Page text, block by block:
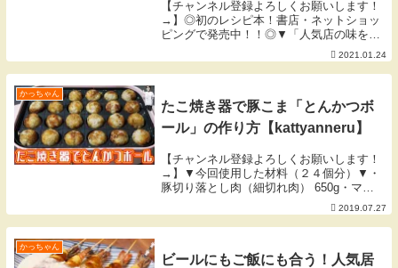
【チャンネル登録よろしくお願いします！
→】◎初のレシピ本！書店・ネットショッ
ピングで発売中！！◎▼「人気店の味をお
うちで！週末が楽しくなる再現ごはん」
▼【１月の目標】一年の始まり。気持ちよ
くスタートしよう。 byかっちゃん▼今回
2021.01.24
かっちゃん
たこ焼き器で豚こま「とんかつボ
ール」の作り方【kattyanneru】
【チャンネル登録よろしくお願いします！
→】▼今回使用した材料（２４個分）▼・
豚切り落とし肉（細切れ肉） 650g・マヨ
ネーズ 大さじ3・塩胡椒 小さじ2/3・パン
粉 適量▼「twitter」▼▼「instagram」
▼▼｢Pinterest...
2019.07.27
かっちゃん
ビールにもご飯にも合う！人気居